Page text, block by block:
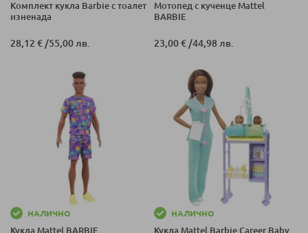
Комплект кукла Barbie с тоалет
изненада
28,12 € /55,00 лв.
Мотопед с кученце Mattel
BARBIE
23,00 € /44,98 лв.
НАЛИЧНО
Кукла Mattel BARBIE
НАЛИЧНО
Кукла Mattel Barbie Career Baby